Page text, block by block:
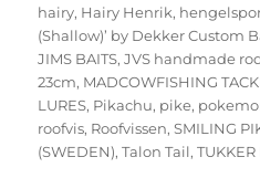
hairy, Hairy Henrik,
(Shallow)’ by Dekker Custom
JIMS BAITS,JVS handmade
23cm, MADCOWFISHING
LURES, Pikachu, pike,
roofvis, Roofvissen,SMILING
(SWEDEN),Talon Tail,